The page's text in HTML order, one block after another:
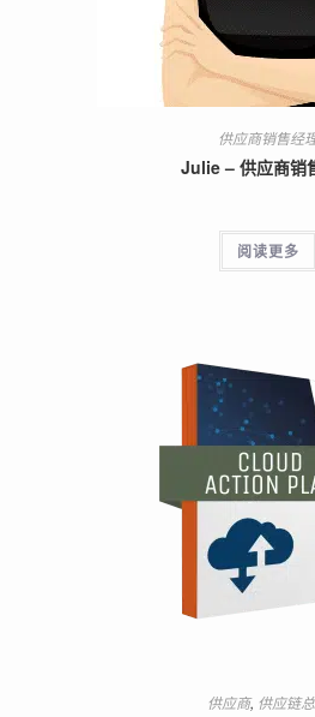
供应商销售经
Julie – 供应商销
阅读更多
供应商, 供应链